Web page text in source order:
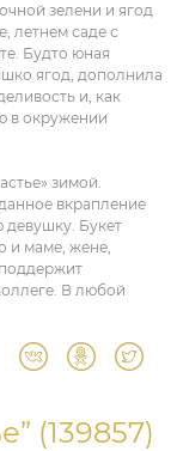
зелени и ягод
летнем саде с
Будто юная
ягод, дополнила
и, как
в окружении
зимой.
вкрапление
девушку. Букет
и маме, жене,
В любой
(139857)